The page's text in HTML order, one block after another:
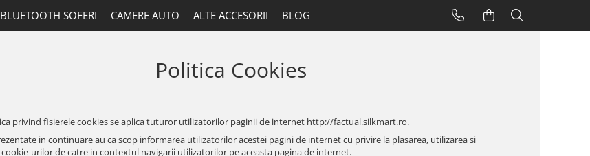
SOFERI CAMERE AUTO ALTE ACCESORII BLOG
Politica Cookies
privind fisierele cookies se aplica tuturor utilizatorilor paginii de internet http://factual.silkmart.ro.
in continuare au ca scop informarea utilizatorilor acestei pagini de internet cu privire la plasarea, utilizarea si
urilor de catre in contextul navigarii utilizatorilor pe aceasta pagina de internet.